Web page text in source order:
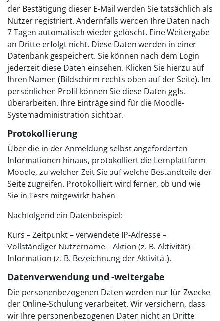
der Bestätigung dieser E-Mail werden Sie tatsächlich als
Nutzer registriert. Andernfalls werden Ihre Daten nach
7 Tagen automatisch wieder gelöscht. Eine Weitergabe
an Dritte erfolgt nicht. Diese Daten werden in einer
Datenbank gespeichert. Sie können nach dem Login
jederzeit diese Daten einsehen. Klicken Sie hierzu auf
Ihren Namen (Bildschirm rechts oben auf der Seite). Im
persönlichen Profil können Sie diese Daten ggfs.
überarbeiten. Ihre Einträge sind für die Moodle-
Systemadministration sichtbar.
Protokollierung
Über die in der Anmeldung selbst angeforderten
Informationen hinaus, protokolliert die Lernplattform
Moodle, zu welcher Zeit Sie auf welche Bestandteile der
Seite zugreifen. Protokolliert wird ferner, ob und wie
Sie in Tests mitgewirkt haben.
Nachfolgend ein Datenbeispiel:
Kurs – Zeitpunkt – verwendete IP-Adresse –
Vollständiger Nutzername – Aktion (z. B. Aktivität) –
Information (z. B. Bezeichnung der Aktivität).
Datenverwendung und -weitergabe
Die personenbezogenen Daten werden nur für Zwecke
der Online-Schulung verarbeitet. Wir versichern, dass
wir Ihre personenbezogenen Daten nicht an Dritte